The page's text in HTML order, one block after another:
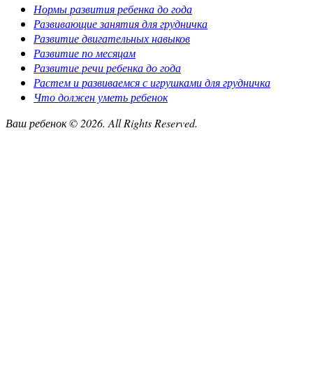
Нормы развития ребенка до года
Развивающие занятия для грудничка
Развитие двигательных навыков
Развитие по месяцам
Развитие речи ребенка до года
Растем и развиваемся с игрушками для грудничка
Что должен уметь ребенок
Ваш ребенок © 2026. All Rights Reserved.